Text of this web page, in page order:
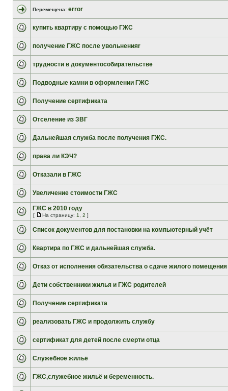
Перемещена: error
купить квартиру с помощью ГЖС
получение ГЖС после увольненияr
трудности в документособирательстве
Подводные камни в оформлении ГЖС
Получение сертификата
Отселение из ЗВГ
Дальнейшая служба после получения ГЖС.
права ли КЭЧ?
Отказали в ГЖС
Увеличение стоимости ГЖС
ГЖС в 2010 году
[ На страницу: 1 2 ]
Список документов для постановки на компьютерный учёт
Квартира по ГЖС и дальнейшая служба.
Отказ от исполнения обязательства о сдаче жилого помещения
Дети собственники жилья и ГЖС родителей
Получение сертификата
реализовать ГЖС и продолжить службу
сертификат для детей после смерти отца
Служебное жильё
ГЖС,служебное жильё и беременность.